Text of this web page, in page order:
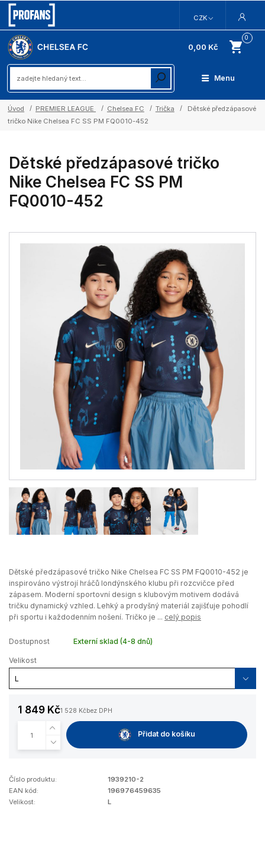
Menu
CZK
0
0,00 Kč
Úvod PREMIER LEAGUE Chelsea FC Trička
Dětské předzápasové
tričko Nike Chelsea FC SS PM FQ0010-452
Dětské předzápasové tričko
Nike Chelsea FC SS PM
FQ0010-452
Dětské předzápasové tričko Nike Chelsea FC SS PM FQ0010-452 je
inspirováno výstrojí hráčů londýnského klubu při rozcvičce před
zápasem. Moderní sportovní design s klubovým motivem dodává
tričku dynamický vzhled. Lehký a prodyšný materiál zajišťuje pohodlí
při sportu i každodenním nošení. Tričko je ... celý popis
Dostupnost Externí sklad (4-8 dnů)
Velikost
1 849 Kč1 528 Kčbez DPH
Přidat do košíku
Číslo produktu:
1939210-2
EAN kód:
196976459635
Velikost:
L